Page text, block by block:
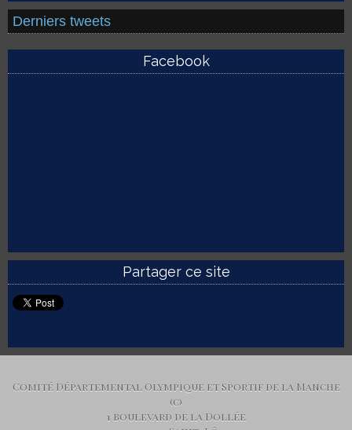
Derniers tweets
Facebook
Partager ce site
Comité Départemental Olympique et Sportif de la Manche
(c)
1 boulevard de la Dollée